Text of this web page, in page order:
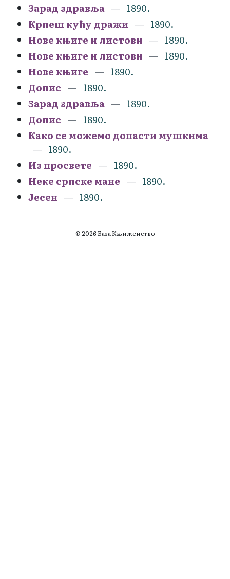
Зарад здравља
1890.
Крпеш кућу дражи
1890.
Нове књиге и листови
1890.
Нове књиге и листови
1890.
Нове књиге
1890.
Допис
1890.
Зарад здравља
1890.
Допис
1890.
Како се можемо допасти мушкима
1890.
Из просвете
1890.
Неке српске мане
1890.
Јесен
1890.
© 2026 База Књиженство